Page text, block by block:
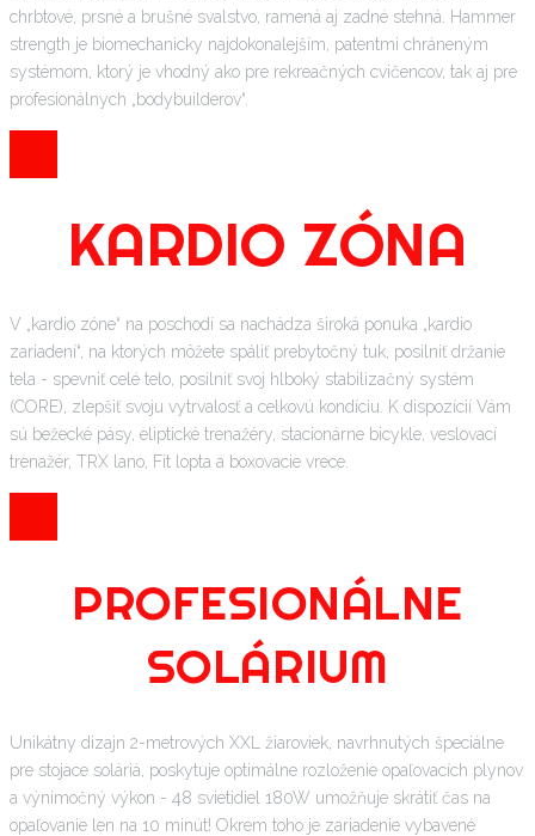
chrbtové, prsné a brušné svalstvo, ramená aj zadné stehná. Hammer
strength je biomechanicky najdokonalejším, patentmi chráneným
systémom, ktorý je vhodný ako pre rekreačných cvičencov, tak aj pre
profesionálnych „bodybuilderov“.
KARDIO ZÓNA
V „kardio zóne“ na poschodí sa nachádza široká ponuka „kardio
zariadení“, na ktorých môžete spáliť prebytočný tuk, posilniť držanie
tela - spevniť celé telo, posilniť svoj hlboký stabilizačný systém
(CORE), zlepšiť svoju vytrvalosť a celkovú kondíciu. K dispozícií Vám
sú bežecké pásy, eliptické trenažéry, stacionárne bicykle, veslovací
trenažér, TRX lano, Fit lopta a boxovacie vrece.
PROFESIONÁLNE
SOLÁRIUM
Unikátny dizajn 2-metrových XXL žiaroviek, navrhnutých špeciálne
pre stojace soláriá, poskytuje optimálne rozloženie opaľovacích plynov
a výnimočný výkon - 48 svietidiel 180W umožňuje skrátiť čas na
opaľovanie len na 10 minút! Okrem toho je zariadenie vybavené